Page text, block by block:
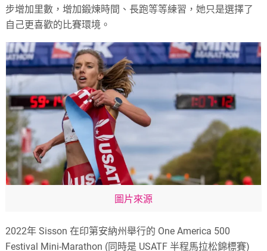
步增加里數，增加鍛煉時間、長跑等等練習，她只是選擇了
自己更喜歡的比賽環境。
圖片來源
2022年 Sisson 在印第安納州舉行的 One America 500
Festival Mini-Marathon (同時是 USATF 半程馬拉松錦標賽)